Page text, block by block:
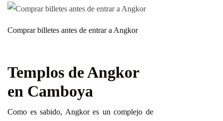
Comprar billetes antes de entrar a Angkor
Templos de Angkor
en Camboya
Como es sabido, Angkor es un complejo de